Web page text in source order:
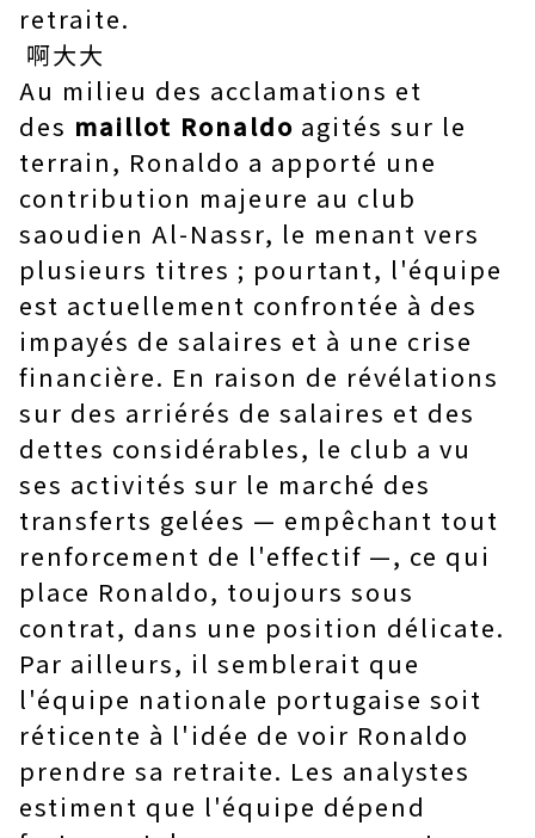
retraite.
啊大大
Au milieu des acclamations et
des maillot Ronaldo agités sur le
terrain, Ronaldo a apporté une
contribution majeure au club
saoudien Al-Nassr, le menant vers
plusieurs titres ; pourtant, l'équipe
est actuellement confrontée à des
impayés de salaires et à une crise
financière. En raison de révélations
sur des arriérés de salaires et des
dettes considérables, le club a vu
ses activités sur le marché des
transferts gelées — empêchant tout
renforcement de l'effectif —, ce qui
place Ronaldo, toujours sous
contrat, dans une position délicate.
Par ailleurs, il semblerait que
l'équipe nationale portugaise soit
réticente à l'idée de voir Ronaldo
prendre sa retraite. Les analystes
estiment que l'équipe dépend